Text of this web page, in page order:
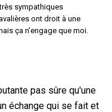
sympathiques
ont droit à une
ça n'engage que moi.
pas sûre qu'une
échange qui se fait et